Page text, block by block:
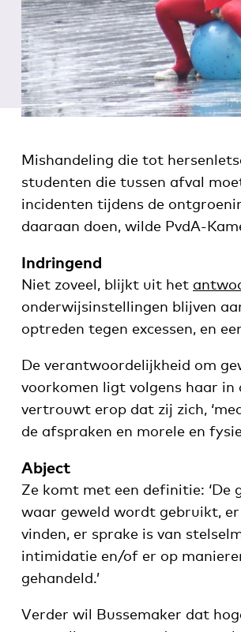
Mishandeling die tot
studenten die tussen afval
incidenten tijdens de
daaraan doen, wilde PvdA-
Indringend
Niet zoveel, blijkt uit het
onderwijsinstellingen blijven
optreden tegen excessen, en
De verantwoordelijkheid om
voorkomen ligt volgens haar in
vertrouwt erop dat zij zich,
de afspraken en morele en
Abject
Ze komt met een definitie:
waar geweld wordt gebruikt,
vinden, er sprake is van
intimidatie en/of er op
gehandeld.’
Verder wil Bussemaker dat